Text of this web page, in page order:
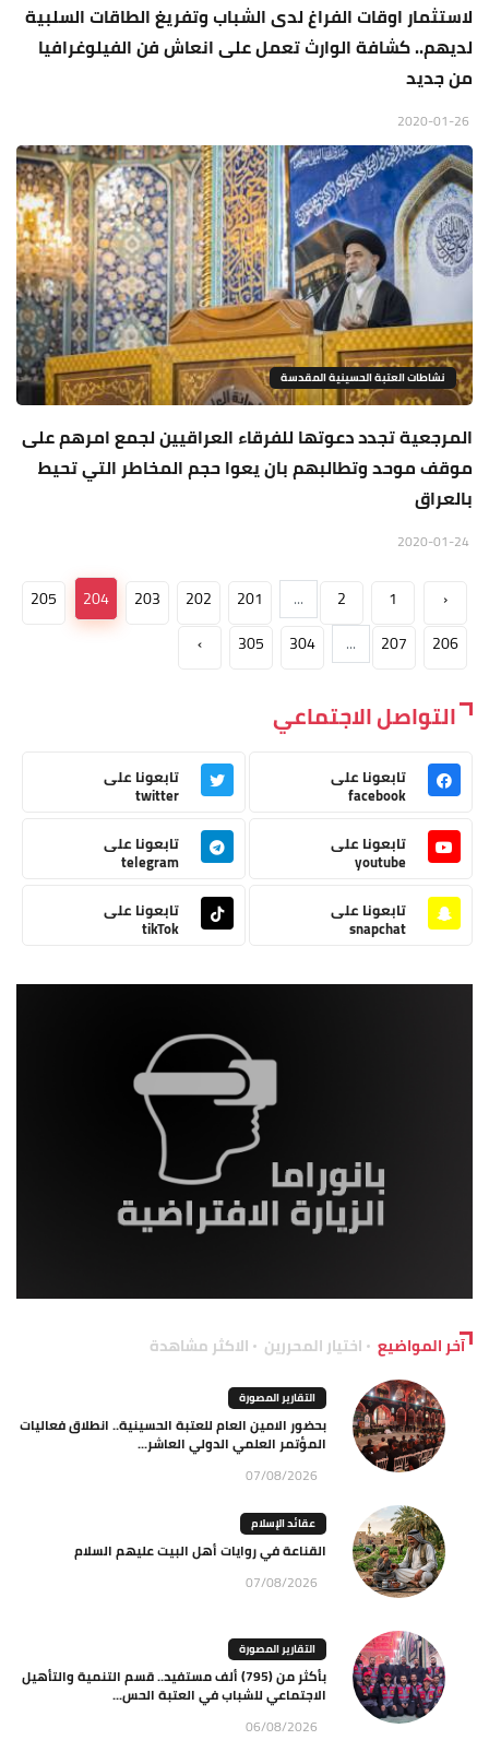
لاستثمار اوقات الفراغ لدى الشباب وتفريغ الطاقات السلبية
لديهم.. كشافة الوارث تعمل على انعاش فن الفيلوغرافيا
من جديد
نشاطات العتبة الحسينية المقدسة
المرجعية تجدد دعوتها للفرقاء العراقيين لجمع امرهم على
موقف موحد وتطالبهم بان يعوا حجم المخاطر التي تحيط
بالعراق
‹
1
2
...
201
202
203
204
205
206
207
...
304
305
›
التواصل الاجتماعي
تابعونا على
facebook
تابعونا على
twitter
تابعونا على
youtube
تابعونا على
telegram
تابعونا على
snapchat
تابعونا على
tikTok
آخر المواضيع اختيار المحررين الاكثر مشاهدة
التقارير المصورة
بحضور الامين العام للعتبة الحسينية.. انطلاق فعاليات
المؤتمر العلمي الدولي العاشر...
07/08/2026
عقائد الإسلام
القناعة في روايات أهل البيت عليهم السلام
07/08/2026
التقارير المصورة
بأكثر من (795) ألف مستفيد.. قسم التنمية والتأهيل
الاجتماعي للشباب في العتبة الحس...
06/08/2026